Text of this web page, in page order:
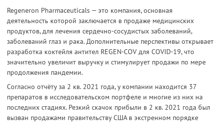
Regeneron Pharmaceuticals — это компания, основная
деятельность которой заключается в продаже медицинских
продуктов, для лечения сердечно-сосудистых заболеваний,
заболеваний глаз и рака. Дополнительные перспективы открывает
разработка коктейля антител REGEN-COV для COVID-19, что
значительно увеличит выручку и стимулирует продажи по мере
продолжения пандемии.
Согласно отчёту за 2 кв. 2021 года, у компании находится 37
препаратов в исследовательском портфеле и многие из них на
последних стадиях. Резкий скачок прибыли в 2 кв. 2021 года был
вызван продажами правительству США в экстренном порядке